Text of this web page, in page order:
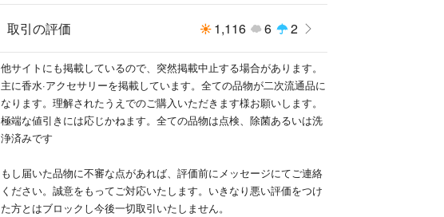
冷暗所にて保管
除雪ウェットティッシュにて拭き上げ
発送方法∶チャック付き収納パックに入れ緩衝材で包みかんたんラクマ
パックヤマト運輸にて発送。
喫煙ペット無し
他にも香水・アクセサリー等複数掲載中❗
取引の評価 1,116 6 2
他サイトにも掲載しているので、突然掲載中止する場合があります。
主に香水·アクセサリーを掲載しています。全ての品物が二次流通品に
なります。理解されたうえでのご購入いただきます様お願いします。
極端な値引きには応じかねます。全ての品物は点検、除菌あるいは洗
浄済みです
もし届いた品物に不審な点があれば、評価前にメッセージにてご連絡
ください。誠意をもってご対応いたします。いきなり悪い評価をつけ
た方とはブロックし今後一切取引いたしません。